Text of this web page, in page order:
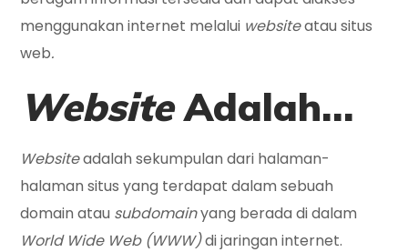
menggunakan internet melalui websiteatau situs
web.
WebsiteAdalah…
Websiteadalah sekumpulan dari halaman-
halaman situs yang terdapat dalam sebuah
domain atau subdomainyang berada di dalam
World Wide Web (WWW)di jaringan internet.